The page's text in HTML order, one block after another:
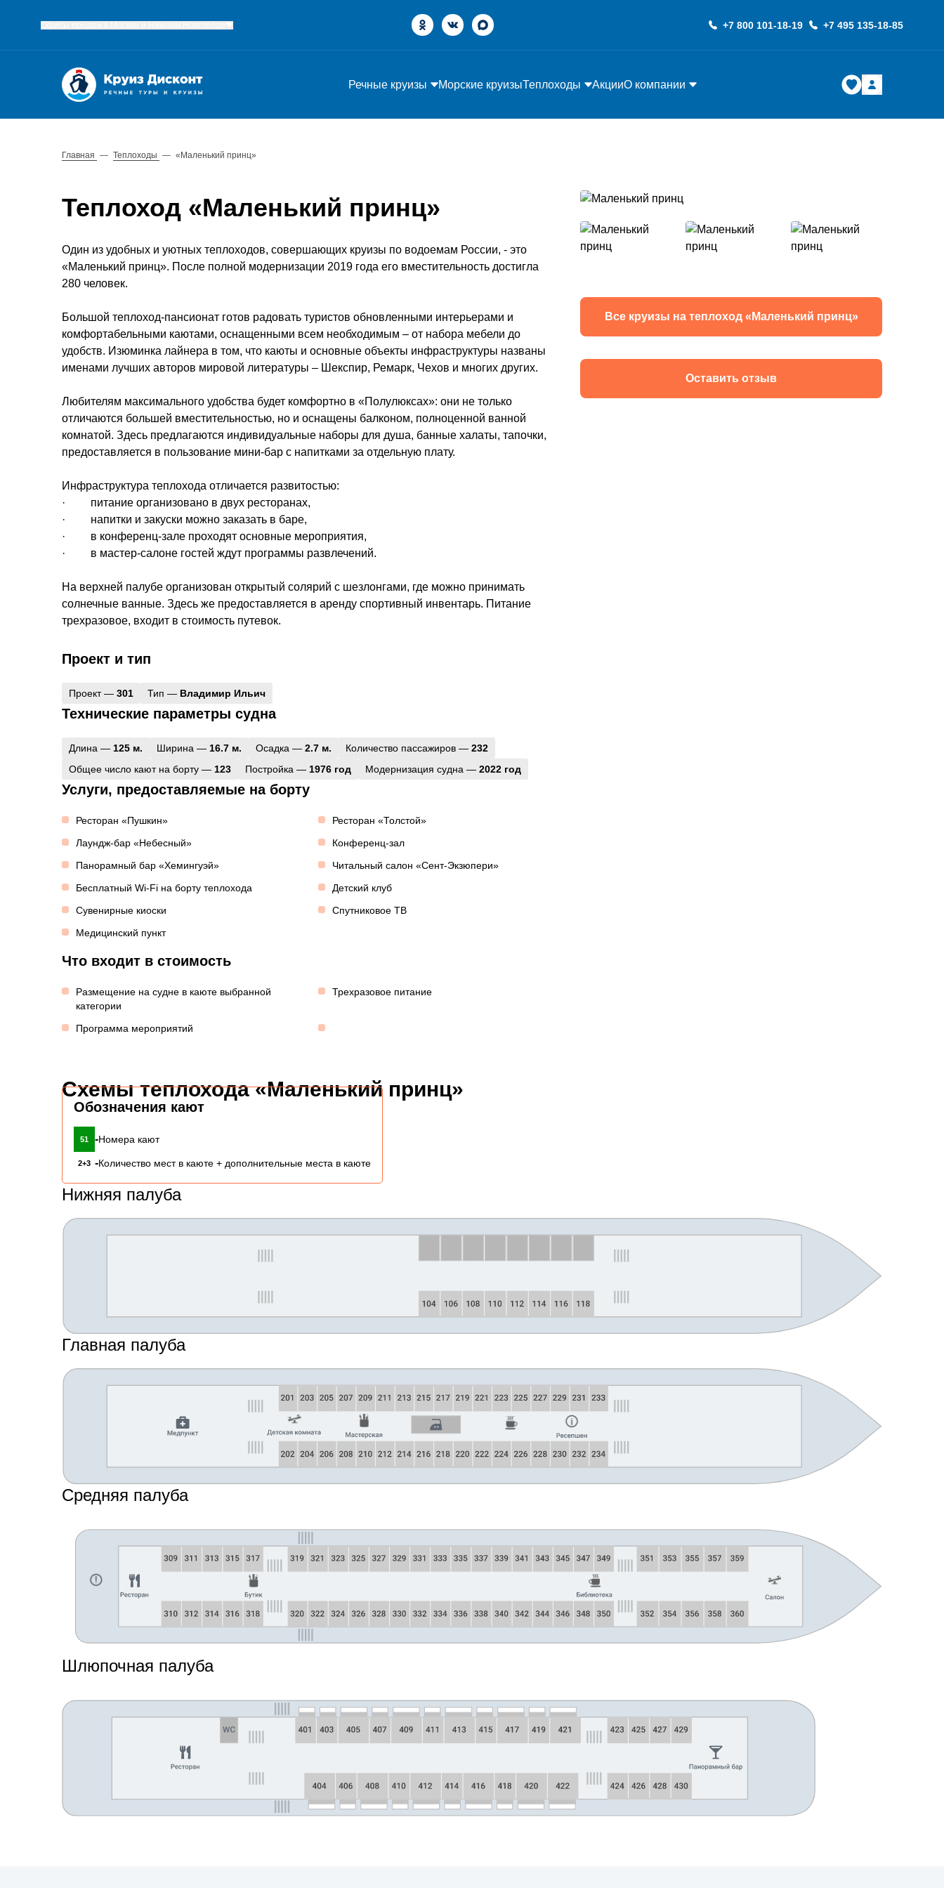
+7 800 101-18-19 +7 495 135-18-85
Речные круизы Морские круизыТеплоходы АкцииО компании
Главная — Теплоходы — «Маленький принц»
Теплоход «Маленький принц»
Один из удобных и уютных теплоходов, совершающих круизы по водоемам России, - это
«Маленький принц». После полной модернизации 2019 года его вместительность достигла
280 человек.
Большой теплоход-пансионат готов радовать туристов обновленными интерьерами и
комфортабельными каютами, оснащенными всем необходимым – от набора мебели до
удобств. Изюминка лайнера в том, что каюты и основные объекты инфраструктуры названы
именами лучших авторов мировой литературы – Шекспир, Ремарк, Чехов и многих других.
Любителям максимального удобства будет комфортно в «Полулюксах»: они не только
отличаются большей вместительностью, но и оснащены балконом, полноценной ванной
комнатой. Здесь предлагаются индивидуальные наборы для душа, банные халаты, тапочки,
предоставляется в пользование мини-бар с напитками за отдельную плату.
Инфраструктура теплохода отличается развитостью:
· питание организовано в двух ресторанах,
· напитки и закуски можно заказать в баре,
· в конференц-зале проходят основные мероприятия,
· в мастер-салоне гостей ждут программы развлечений.
На верхней палубе организован открытый солярий с шезлонгами, где можно принимать
солнечные ванные. Здесь же предоставляется в аренду спортивный инвентарь. Питание
трехразовое, входит в стоимость путевок.
Проект и тип
Проект — 301 Тип — Владимир Ильич
Технические параметры судна
Длина — 125 м. Ширина — 16.7 м. Осадка — 2.7 м. Количество пассажиров — 232
Общее число кают на борту — 123 Постройка — 1976 год Модернизация судна — 2022 год
Услуги, предоставляемые на борту
Ресторан «Пушкин»
Ресторан «Толстой»
Лаундж-бар «Небесный»
Конференц-зал
Панорамный бар «Хемингуэй»
Читальный салон «Сент-Экзюпери»
Бесплатный Wi-Fi на борту теплохода
Детский клуб
Сувенирные киоски
Спутниковое ТВ
Медицинский пункт
Что входит в стоимость
Размещение на судне в каюте выбранной
категории
Трехразовое питание
Программа мероприятий
Все круизы на теплоход «Маленький принц»
Оставить отзыв
Схемы теплохода «Маленький принц»
Обозначения кают
51 -Номера кают
2+3 -Количество мест в каюте + дополнительные места в каюте
Нижняя палуба
Главная палуба
Средняя палуба
Шлюпочная палуба